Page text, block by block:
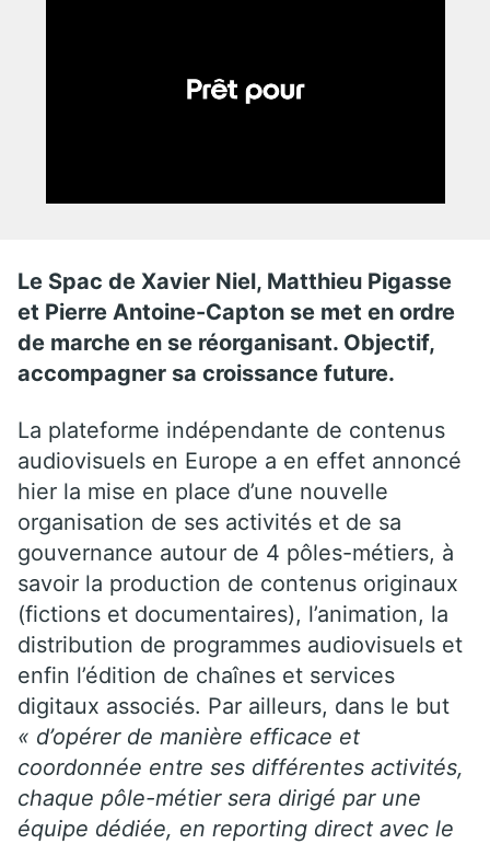
Le Spac de Xavier Niel, Matthieu Pigasse
et Pierre Antoine-Capton se met en ordre
de marche en se réorganisant. Objectif,
accompagner sa croissance future.
La plateforme indépendante de contenus
audiovisuels en Europe a en effet annoncé
hier la mise en place d’une nouvelle
organisation de ses activités et de sa
gouvernance autour de 4 pôles-métiers, à
savoir la production de contenus originaux
(fictions et documentaires), l’animation, la
distribution de programmes audiovisuels et
enfin l’édition de chaînes et services
digitaux associés. Par ailleurs, dans le but
« d’opérer de manière efficace et
coordonnée entre ses différentes activités,
chaque pôle-métier sera dirigé par une
équipe dédiée, en reporting direct avec le